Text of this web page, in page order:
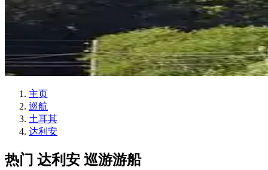
主页
巡航
土耳其
达利安
热门 达利安 巡游游船